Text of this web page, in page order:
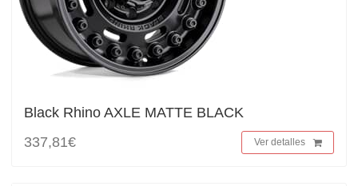
Black Rhino AXLE MATTE BLACK
337,81€
Ver detalles